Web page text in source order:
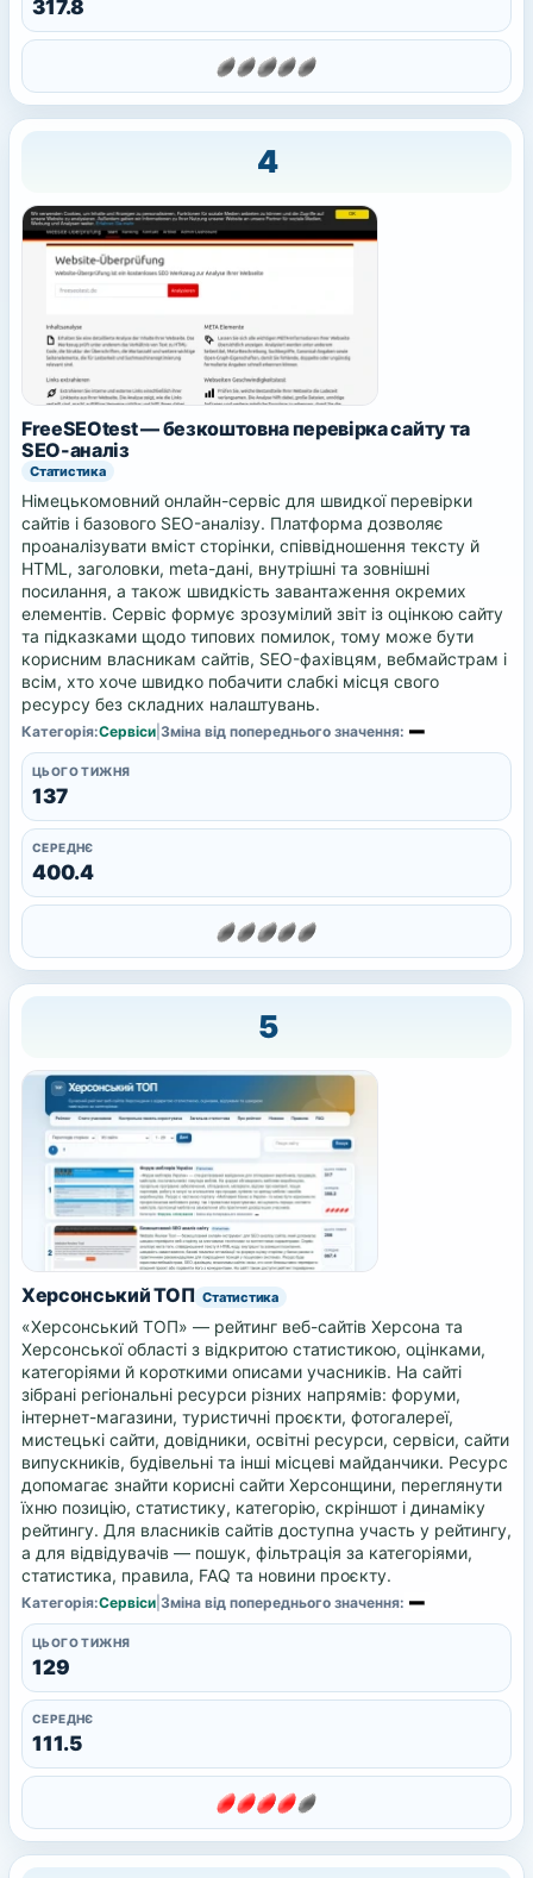
317.8
4
FreeSEOtest — безкоштовна перевірка сайту та
SEO-аналіз
Статистика
Німецькомовний онлайн-сервіс для швидкої перевірки
сайтів і базового SEO-аналізу. Платформа дозволяє
проаналізувати вміст сторінки, співвідношення тексту й
HTML, заголовки, meta-дані, внутрішні та зовнішні
посилання, а також швидкість завантаження окремих
елементів. Сервіс формує зрозумілий звіт із оцінкою сайту
та підказками щодо типових помилок, тому може бути
корисним власникам сайтів, SEO-фахівцям, вебмайстрам і
всім, хто хоче швидко побачити слабкі місця свого
ресурсу без складних налаштувань.
Категорія:Сервіси Зміна від попереднього значення:
ЦЬОГО ТИЖНЯ
137
СЕРЕДНЄ
400.4
5
Херсонський ТОП Статистика
«Херсонський ТОП» — рейтинг веб-сайтів Херсона та
Херсонської області з відкритою статистикою, оцінками,
категоріями й короткими описами учасників. На сайті
зібрані регіональні ресурси різних напрямів: форуми,
інтернет-магазини, туристичні проєкти, фотогалереї,
мистецькі сайти, довідники, освітні ресурси, сервіси, сайти
випускників, будівельні та інші місцеві майданчики. Ресурс
допомагає знайти корисні сайти Херсонщини, переглянути
їхню позицію, статистику, категорію, скріншот і динаміку
рейтингу. Для власників сайтів доступна участь у рейтингу,
а для відвідувачів — пошук, фільтрація за категоріями,
статистика, правила, FAQ та новини проєкту.
Категорія:Сервіси Зміна від попереднього значення:
ЦЬОГО ТИЖНЯ
129
СЕРЕДНЄ
111.5